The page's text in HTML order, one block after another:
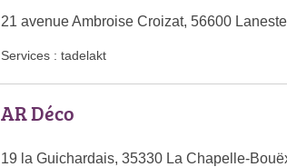
21 avenue Ambroise Croizat, 56600
Services : tadelakt
AR Déco
19 la Guichardais, 35330 La Chapelle-